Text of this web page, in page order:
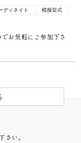
ディネイト
模擬挙式
お気軽にご参加下さ
さい。